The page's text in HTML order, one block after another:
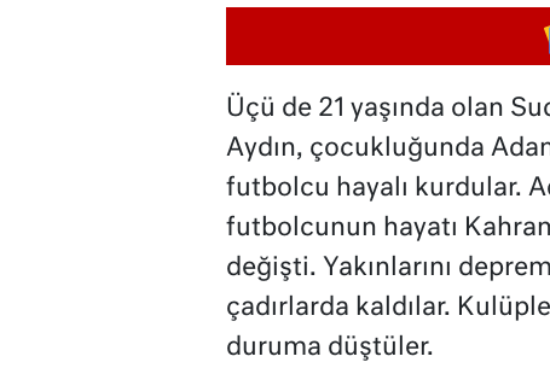
Üçü de 21 yaşında olan
Aydın, çocukluğunda
futbolcu hayalı kurdular.
futbolcunun hayatı
değişti. Yakınlarını
çadırlarda kaldılar.
duruma düştüler.